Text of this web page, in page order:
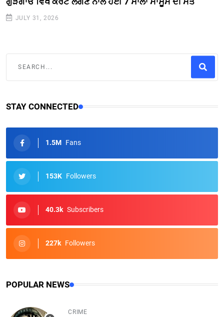
JULY 31, 2026
STAY CONNECTED
1.5M Fans
153K Followers
40.3k Subscribers
227k Followers
POPULAR NEWS
CRIME